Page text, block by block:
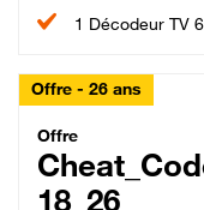
1 Décodeur TV 6
Offre - 26 ans
Cheat_Code
Offre
18_26